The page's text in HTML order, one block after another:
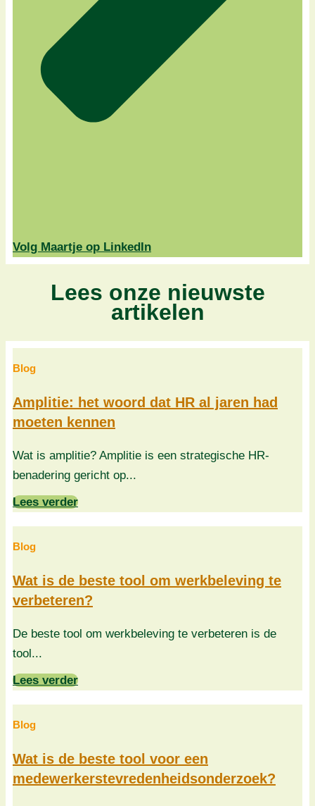
Volg Maartje op LinkedIn
Lees onze nieuwste
artikelen
Blog
Amplitie: het woord dat HR al jaren had
moeten kennen
Wat is amplitie? Amplitie is een strategische HR-
benadering gericht op...
Lees verder
Blog
Wat is de beste tool om werkbeleving te
verbeteren?
De beste tool om werkbeleving te verbeteren is de
tool...
Lees verder
Blog
Wat is de beste tool voor een
medewerkerstevredenheidsonderzoek?